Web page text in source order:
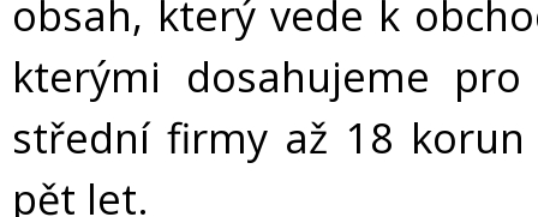
obsah, který vede k
kterými dosahujeme
střední firmy až 18
pět let.